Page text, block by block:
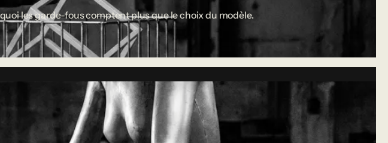
les garde-fous comptent plus que le choix du modèle.